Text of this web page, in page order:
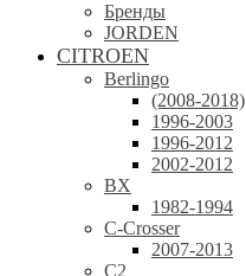
Бренды
JORDEN
CITROEN
Berlingo
(2008-2018)
1996-2003
1996-2012
2002-2012
BX
1982-1994
C-Crosser
2007-2013
C2